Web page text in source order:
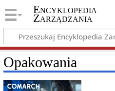
Encyklopedia
Zarządzania
Opakowania